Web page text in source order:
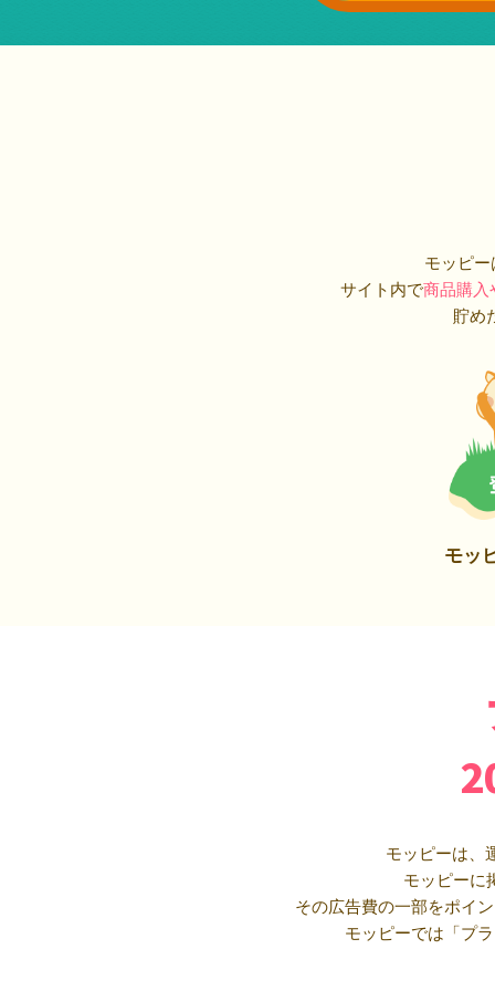
モッピ
サイト内で商品購入
貯め
モッ
モッピーは、
モッピーに
その広告費の一部をポイ
モッピーでは「プ